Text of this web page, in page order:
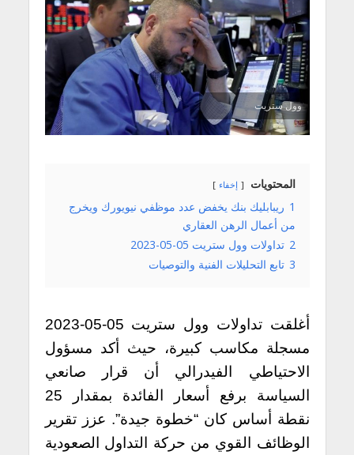
وول ستريت
المحتويات إخفاء
1 ريبابليك بنك يخفض عدد موظفي نيويورك ويخرج
من أعمال الرهن العقاري
2 تداولات وول ستريت 05-05-2023
3 تابع التحليلات الفنية والتوصيات
أغلقت تداولات وول ستريت 05-05-2023
مسجلة مكاسب كبيرة، حيث أكد مسؤول
الاحتياطي الفيدرالي أن قرار صانعي
السياسة برفع أسعار الفائدة بمقدار 25
نقطة أساس كان “خطوة جيدة”. عزز تقرير
الوظائف القوي من حركة التداول الصعودية